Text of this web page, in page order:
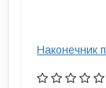
Наконечник